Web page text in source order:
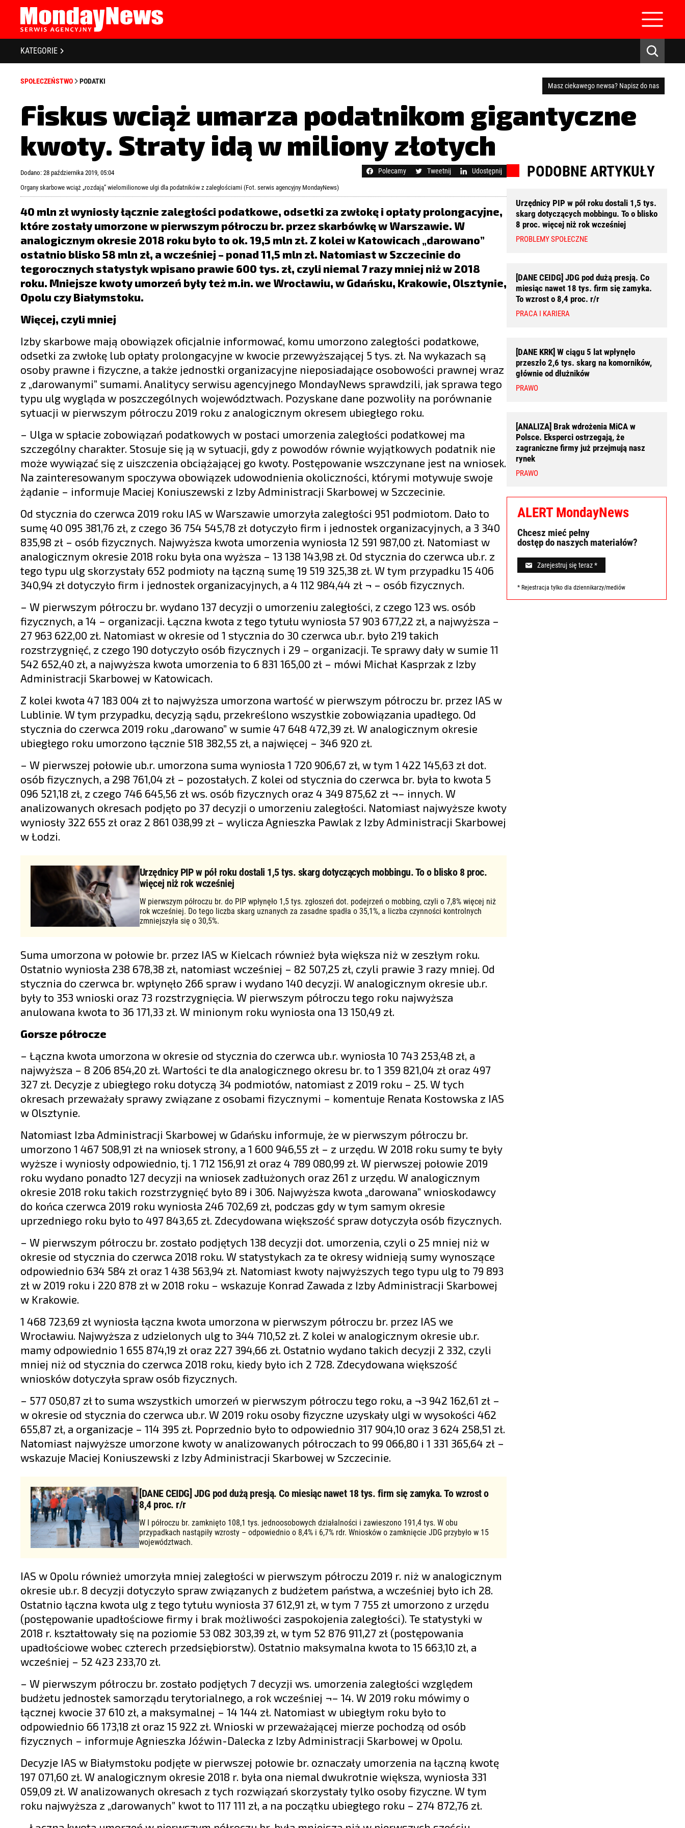
STRONA GŁÓWNA
O NAS
POLITYKA PRYWATNOŚCI
KONTAKT
zaloguj się
KATEGORIE
BIZNES I GOSPODARKA
BANKOWOŚĆ I FINANSE
SPOŁECZEŃSTWO
EDUKACJA
MEDIA
ZDROWIE I URODA
KULTURA
LIFESTYLE
OPINIE I KOMENTARZE
SPOŁECZEŃSTWO PODATKI
Masz ciekawego newsa? Napisz do nas
Fiskus wciąż umarza podatnikom gigantyczne
kwoty. Straty idą w miliony złotych
Dodano: 28 października 2019, 05:04 Polecamy Tweetnij Udostępnij
Organy skarbowe wciąż „rozdają” wielomilionowe ulgi dla podatników z zaległościami (Fot. serwis agencyjny MondayNews)
40 mln zł wyniosły łącznie zaległości podatkowe, odsetki za zwłokę i opłaty prolongacyjne,
które zostały umorzone w pierwszym półroczu br. przez skarbówkę w Warszawie. W
analogicznym okresie 2018 roku było to ok. 19,5 mln zł. Z kolei w Katowicach „darowano”
ostatnio blisko 58 mln zł, a wcześniej – ponad 11,5 mln zł. Natomiast w Szczecinie do
tegorocznych statystyk wpisano prawie 600 tys. zł, czyli niemal 7 razy mniej niż w 2018
roku. Mniejsze kwoty umorzeń były też m.in. we Wrocławiu, w Gdańsku, Krakowie, Olsztynie,
Opolu czy Białymstoku.
Więcej, czyli mniej
Izby skarbowe mają obowiązek oficjalnie informować, komu umorzono zaległości podatkowe,
odsetki za zwłokę lub opłaty prolongacyjne w kwocie przewyższającej 5 tys. zł. Na wykazach są
osoby prawne i fizyczne, a także jednostki organizacyjne nieposiadające osobowości prawnej wraz
z „darowanymi” sumami. Analitycy serwisu agencyjnego MondayNews sprawdzili, jak sprawa tego
typu ulg wygląda w poszczególnych województwach. Pozyskane dane pozwoliły na porównanie
sytuacji w pierwszym półroczu 2019 roku z analogicznym okresem ubiegłego roku.
– Ulga w spłacie zobowiązań podatkowych w postaci umorzenia zaległości podatkowej ma
szczególny charakter. Stosuje się ją w sytuacji, gdy z powodów równie wyjątkowych podatnik nie
może wywiązać się z uiszczenia obciążającej go kwoty. Postępowanie wszczynane jest na wniosek.
Na zainteresowanym spoczywa obowiązek udowodnienia okoliczności, którymi motywuje swoje
żądanie – informuje Maciej Koniuszewski z Izby Administracji Skarbowej w Szczecinie.
Od stycznia do czerwca 2019 roku IAS w Warszawie umorzyła zaległości 951 podmiotom. Dało to
sumę 40 095 381,76 zł, z czego 36 754 545,78 zł dotyczyło firm i jednostek organizacyjnych, a 3 340
835,98 zł – osób fizycznych. Najwyższa kwota umorzenia wyniosła 12 591 987,00 zł. Natomiast w
analogicznym okresie 2018 roku była ona wyższa – 13 138 143,98 zł. Od stycznia do czerwca ub.r. z
tego typu ulg skorzystały 652 podmioty na łączną sumę 19 519 325,38 zł. W tym przypadku 15 406
340,94 zł dotyczyło firm i jednostek organizacyjnych, a 4 112 984,44 zł ¬ – osób fizycznych.
– W pierwszym półroczu br. wydano 137 decyzji o umorzeniu zaległości, z czego 123 ws. osób
fizycznych, a 14 – organizacji. Łączna kwota z tego tytułu wyniosła 57 903 677,22 zł, a najwyższa –
27 963 622,00 zł. Natomiast w okresie od 1 stycznia do 30 czerwca ub.r. było 219 takich
rozstrzygnięć, z czego 190 dotyczyło osób fizycznych i 29 – organizacji. Te sprawy dały w sumie 11
542 652,40 zł, a najwyższa kwota umorzenia to 6 831 165,00 zł – mówi Michał Kasprzak z Izby
Administracji Skarbowej w Katowicach.
Z kolei kwota 47 183 004 zł to najwyższa umorzona wartość w pierwszym półroczu br. przez IAS w
Lublinie. W tym przypadku, decyzją sądu, przekreślono wszystkie zobowiązania upadłego. Od
stycznia do czerwca 2019 roku „darowano” w sumie 47 648 472,39 zł. W analogicznym okresie
ubiegłego roku umorzono łącznie 518 382,55 zł, a najwięcej – 346 920 zł.
– W pierwszej połowie ub.r. umorzona suma wyniosła 1 720 906,67 zł, w tym 1 422 145,63 zł dot.
osób fizycznych, a 298 761,04 zł – pozostałych. Z kolei od stycznia do czerwca br. była to kwota 5
096 521,18 zł, z czego 746 645,56 zł ws. osób fizycznych oraz 4 349 875,62 zł ¬– innych. W
analizowanych okresach podjęto po 37 decyzji o umorzeniu zaległości. Natomiast najwyższe kwoty
wyniosły 322 655 zł oraz 2 861 038,99 zł – wylicza Agnieszka Pawlak z Izby Administracji Skarbowej
w Łodzi.
Urzędnicy PIP w pół roku dostali 1,5 tys. skarg dotyczących mobbingu. To o blisko 8 proc.
więcej niż rok wcześniej
W pierwszym półroczu br. do PIP wpłynęło 1,5 tys. zgłoszeń dot. podejrzeń o mobbing, czyli o 7,8% więcej niż
rok wcześniej. Do tego liczba skarg uznanych za zasadne spadła o 35,1%, a liczba czynności kontrolnych
zmniejszyła się o 30,5%.
Suma umorzona w połowie br. przez IAS w Kielcach również była większa niż w zeszłym roku.
Ostatnio wyniosła 238 678,38 zł, natomiast wcześniej – 82 507,25 zł, czyli prawie 3 razy mniej. Od
stycznia do czerwca br. wpłynęło 266 spraw i wydano 140 decyzji. W analogicznym okresie ub.r.
były to 353 wnioski oraz 73 rozstrzygnięcia. W pierwszym półroczu tego roku najwyższa
anulowana kwota to 36 171,33 zł. W minionym roku wyniosła ona 13 150,49 zł.
Gorsze półrocze
– Łączna kwota umorzona w okresie od stycznia do czerwca ub.r. wyniosła 10 743 253,48 zł, a
najwyższa – 8 206 854,20 zł. Wartości te dla analogicznego okresu br. to 1 359 821,04 zł oraz 497
327 zł. Decyzje z ubiegłego roku dotyczą 34 podmiotów, natomiast z 2019 roku – 25. W tych
okresach przeważały sprawy związane z osobami fizycznymi – komentuje Renata Kostowska z IAS
w Olsztynie.
Natomiast Izba Administracji Skarbowej w Gdańsku informuje, że w pierwszym półroczu br.
umorzono 1 467 508,91 zł na wniosek strony, a 1 600 946,55 zł – z urzędu. W 2018 roku sumy te były
wyższe i wyniosły odpowiednio, tj. 1 712 156,91 zł oraz 4 789 080,99 zł. W pierwszej połowie 2019
roku wydano ponadto 127 decyzji na wniosek zadłużonych oraz 261 z urzędu. W analogicznym
okresie 2018 roku takich rozstrzygnięć było 89 i 306. Najwyższa kwota „darowana” wnioskodawcy
do końca czerwca 2019 roku wyniosła 246 702,69 zł, podczas gdy w tym samym okresie
uprzedniego roku było to 497 843,65 zł. Zdecydowana większość spraw dotyczyła osób fizycznych.
– W pierwszym półroczu br. zostało podjętych 138 decyzji dot. umorzenia, czyli o 25 mniej niż w
okresie od stycznia do czerwca 2018 roku. W statystykach za te okresy widnieją sumy wynoszące
odpowiednio 634 584 zł oraz 1 438 563,94 zł. Natomiast kwoty najwyższych tego typu ulg to 79 893
zł w 2019 roku i 220 878 zł w 2018 roku – wskazuje Konrad Zawada z Izby Administracji Skarbowej
w Krakowie.
1 468 723,69 zł wyniosła łączna kwota umorzona w pierwszym półroczu br. przez IAS we
Wrocławiu. Najwyższa z udzielonych ulg to 344 710,52 zł. Z kolei w analogicznym okresie ub.r.
mamy odpowiednio 1 655 874,19 zł oraz 227 394,66 zł. Ostatnio wydano takich decyzji 2 332, czyli
mniej niż od stycznia do czerwca 2018 roku, kiedy było ich 2 728. Zdecydowana większość
wniosków dotyczyła spraw osób fizycznych.
– 577 050,87 zł to suma wszystkich umorzeń w pierwszym półroczu tego roku, a ¬3 942 162,61 zł –
w okresie od stycznia do czerwca ub.r. W 2019 roku osoby fizyczne uzyskały ulgi w wysokości 462
655,87 zł, a organizacje – 114 395 zł. Poprzednio było to odpowiednio 317 904,10 oraz 3 624 258,51 zł.
Natomiast najwyższe umorzone kwoty w analizowanych półroczach to 99 066,80 i 1 331 365,64 zł –
wskazuje Maciej Koniuszewski z Izby Administracji Skarbowej w Szczecinie.
[DANE CEIDG] JDG pod dużą presją. Co miesiąc nawet 18 tys. firm się zamyka. To wzrost o
8,4 proc. r/r
W I półroczu br. zamknięto 108,1 tys. jednoosobowych działalności i zawieszono 191,4 tys. W obu
przypadkach nastąpiły wzrosty – odpowiednio o 8,4% i 6,7% rdr. Wniosków o zamknięcie JDG przybyło w 15
województwach.
IAS w Opolu również umorzyła mniej zaległości w pierwszym półroczu 2019 r. niż w analogicznym
okresie ub.r. 8 decyzji dotyczyło spraw związanych z budżetem państwa, a wcześniej było ich 28.
Ostatnio łączna kwota ulg z tego tytułu wyniosła 37 612,91 zł, w tym 7 755 zł umorzono z urzędu
(postępowanie upadłościowe firmy i brak możliwości zaspokojenia zaległości). Te statystyki w
2018 r. kształtowały się na poziomie 53 082 303,39 zł, w tym 52 876 911,27 zł (postępowania
upadłościowe wobec czterech przedsiębiorstw). Ostatnio maksymalna kwota to 15 663,10 zł, a
wcześniej – 52 423 233,70 zł.
– W pierwszym półroczu br. zostało podjętych 7 decyzji ws. umorzenia zaległości względem
budżetu jednostek samorządu terytorialnego, a rok wcześniej ¬– 14. W 2019 roku mówimy o
łącznej kwocie 37 610 zł, a maksymalnej – 14 144 zł. Natomiast w ubiegłym roku było to
odpowiednio 66 173,18 zł oraz 15 922 zł. Wnioski w przeważającej mierze pochodzą od osób
fizycznych – informuje Agnieszka Jóźwin-Dalecka z Izby Administracji Skarbowej w Opolu.
Decyzje IAS w Białymstoku podjęte w pierwszej połowie br. oznaczały umorzenia na łączną kwotę
197 071,60 zł. W analogicznym okresie 2018 r. była ona niemal dwukrotnie większa, wyniosła 331
059,09 zł. W analizowanych okresach z tych rozwiązań skorzystały tylko osoby fizyczne. W tym
roku najwyższa z „darowanych” kwot to 117 111 zł, a na początku ubiegłego roku – 274 872,76 zł.
PODOBNE ARTYKUŁY
Urzędnicy PIP w pół roku dostali 1,5 tys.
skarg dotyczących mobbingu. To o blisko
8 proc. więcej niż rok wcześniej
PROBLEMY SPOŁECZNE
[DANE CEIDG] JDG pod dużą presją. Co
miesiąc nawet 18 tys. firm się zamyka.
To wzrost o 8,4 proc. r/r
PRACA I KARIERA
[DANE KRK] W ciągu 5 lat wpłynęło
przeszło 2,6 tys. skarg na komorników,
głównie od dłużników
PRAWO
[ANALIZA] Brak wdrożenia MiCA w
Polsce. Eksperci ostrzegają, że
zagraniczne firmy już przejmują nasz
rynek
PRAWO
ALERT MondayNews
Chcesz mieć pełny
dostęp do naszych materiałów?
Zarejestruj się teraz *
* Rejestracja tylko dla dziennikarzy/mediów